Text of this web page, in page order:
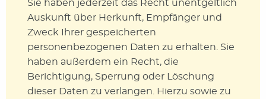
Sie haben jederzeit das Recht unentgeltlich
Auskunft über Herkunft, Empfänger und
Zweck Ihrer gespeicherten
personenbezogenen Daten zu erhalten. Sie
haben außerdem ein Recht, die
Berichtigung, Sperrung oder Löschung
dieser Daten zu verlangen. Hierzu sowie zu